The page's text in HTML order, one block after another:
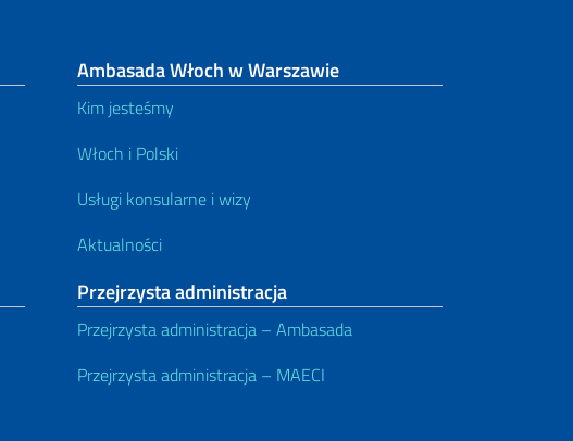
Ambasada Włoch w Warszawie
Kim jesteśmy
Włoch i Polski
Usługi konsularne i wizy
Aktualności
Przejrzysta administracja
Przejrzysta administracja – Ambasada
Przejrzysta administracja – MAECI